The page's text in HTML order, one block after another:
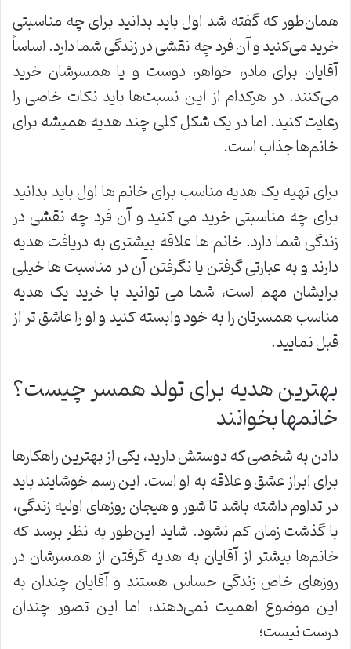
همان‌طور که گفته شد اول باید بدانید برای چه مناسبتی
خرید می‌کنید و آن فرد چه نقشی در زندگی شما دارد. اساساً
آقایان برای مادر، خواهر، دوست و یا همسرشان خرید
می‌کنند. در هرکدام از این نسبت‌ها باید نکات خاصی را
رعایت کنید. اما در یک شکل کلی چند هدیه همیشه برای
خانم‌ها جذاب است.
برای تهیه یک هدیه مناسب برای خانم ها اول باید بدانید
برای چه مناسبتی خرید می کنید و آن فرد چه نقشی در
زندگی شما دارد. خانم ها علاقه بیشتری به دریافت هدیه
دارند و به عبارتی گرفتن یا نگرفتن آن در مناسبت ها خیلی
برایشان مهم است، شما می توانید با خرید یک هدیه
مناسب همسرتان را به خود وابسته کنید و او را عاشق تر از
قبل نمایید.
بهترین هدیه برای تولد همسر چیست؟
خانمها بخوانند
دادن به شخصی که دوستش دارید، یکی از بهترین راهکارها
برای ابراز عشق و علاقه به او است. این رسم خوشایند باید
در تداوم داشته باشد تا شور و هیجان روزهای اولیه زندگی،
با گذشت زمان کم نشود. شاید این‌طور به نظر برسد که
خانم‌ها بیشتر از آقایان به هدیه گرفتن از همسرشان در
روزهای خاص زندگی حساس هستند و آقایان چندان به
این موضوع اهمیت نمی‌دهند، اما این تصور چندان
درست نیست؛